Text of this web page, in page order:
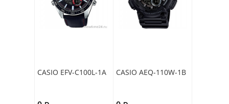
CASIO EFV-C100L-1A CASIO AEQ-110W-1B